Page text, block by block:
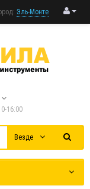
Эль-Монте
16:00
Везде